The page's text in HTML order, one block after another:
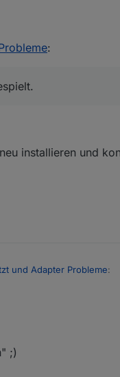
:
installieren und
und Adapter Probleme:
noch einmal neu
;)